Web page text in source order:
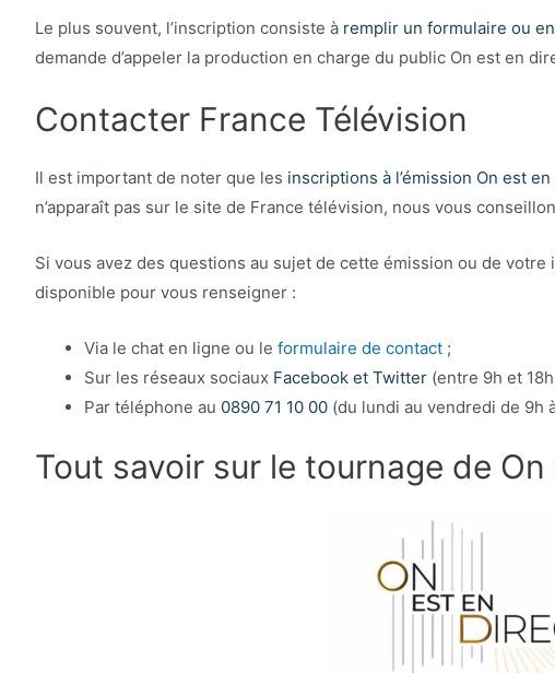
Le plus souvent, l’inscription consiste à remplir un formulaire ou
demande d’appeler la production en charge du public On est en
Contacter France Télévision
Il est important de noter que les inscriptions à l’émission On est
n’apparaît pas sur le site de France télévision, nous vous
Si vous avez des questions au sujet de cette émission ou de
disponible pour vous renseigner :
Via le chat en ligne ou le formulaire de contact ;
Sur les réseaux sociaux Facebook et Twitter (entre 9h et
Par téléphone au 0890 71 10 00 (du lundi au vendredi de 9h
Tout savoir sur le tournage de